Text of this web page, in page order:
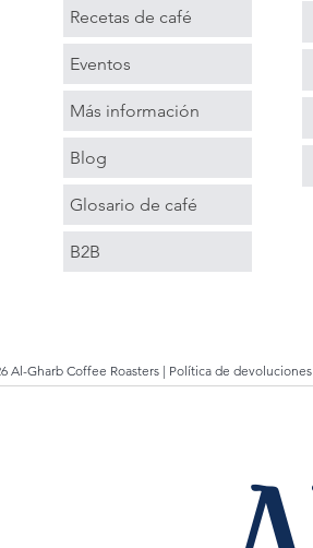
Recetas de café
Eventos
Más información
Blog
Glosario de café
B2B
Al-Gharb Coffee Roasters | Política de devoluciones